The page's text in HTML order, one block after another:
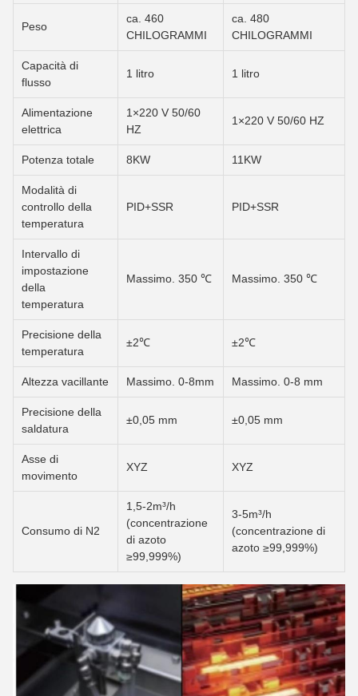
Peso
ca. 460
CHILOGRAMMI
ca. 480
CHILOGRAMMI
Capacità di
flusso
1 litro 1 litro
Alimentazione
elettrica
1×220 V 50/60
HZ
1×220 V 50/60 HZ
Potenza totale 8KW 11KW
Modalità di
controllo della
temperatura
PID+SSR PID+SSR
Intervallo di
impostazione
della
temperatura
Massimo. 350 ℃ Massimo. 350 ℃
Precisione della
temperatura
±2℃ ±2℃
Altezza vacillante Massimo. 0-8mm Massimo. 0-8 mm
Precisione della
saldatura
±0,05 mm ±0,05 mm
Asse di
movimento
XYZ XYZ
Consumo di N2
1,5-2m³/h
(concentrazione
di azoto
≥99,999%)
3-5m³/h
(concentrazione di
azoto ≥99,999%)